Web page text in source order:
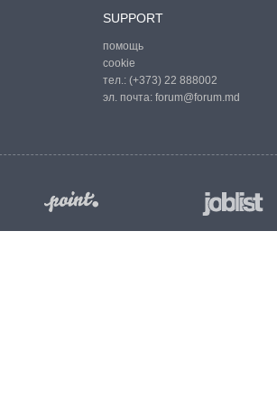
SUPPORT
помощь
cookie
тел.: (+373) 22 888002
эл. почта: forum@forum.md